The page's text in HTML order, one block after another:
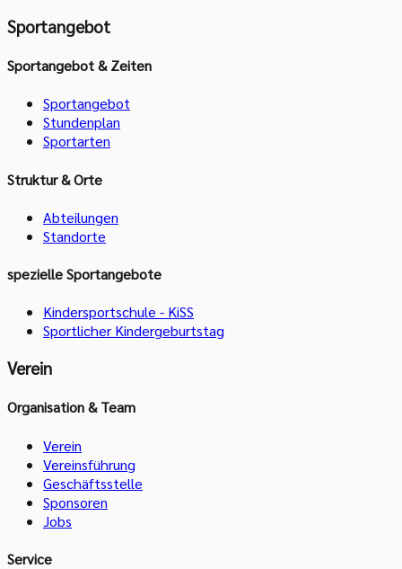
Sportangebot
Sportangebot & Zeiten
Sportangebot
Stundenplan
Sportarten
Struktur & Orte
Abteilungen
Standorte
spezielle Sportangebote
Kindersportschule - KiSS
Sportlicher Kindergeburtstag
Verein
Organisation & Team
Verein
Vereinsführung
Geschäftsstelle
Sponsoren
Jobs
Service